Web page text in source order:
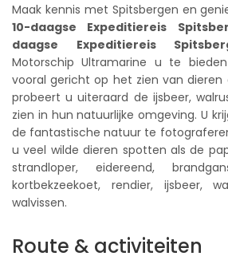
Maak kennis met Spitsbergen en
10-daagse Expeditiereis
daagse Expeditiereis
Motorschip Ultramarine u te
vooral gericht op het zien van dieren
probeert u uiteraard de ijsbeer,
zien in hun natuurlijke omgeving. U
de fantastische natuur te
u veel wilde dieren spotten als de
strandloper, eidereend,
kortbekzeekoet, rendier, ijsbeer,
walvissen.
Route & activiteiten